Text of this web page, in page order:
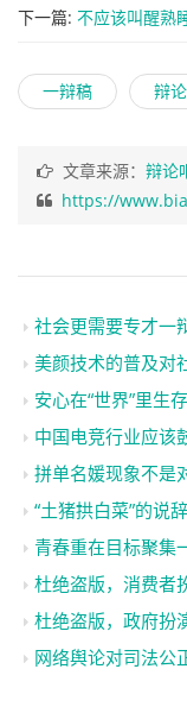
下一篇: 不应该叫醒熟
一辩稿 辩
文章来源： 辩论
https://
社会更需要专才一
美颜技术的普及对
安心在“世界”里生
中国电竞行业应该
拼单名媛现象不是
“土猪拱白菜”的说
青春重在目标聚集
杜绝盗版，消费者
杜绝盗版，政府扮
网络舆论对司法公